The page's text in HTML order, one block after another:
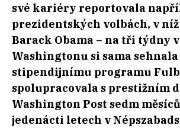
své kariéry reportovala
prezidentských volbách, v
Barack Obama – na tři týdny
Washingtonu si sama
stipendijnímu programu
spolupracovala s prestižním
Washington Post sedm
jedenácti letech v